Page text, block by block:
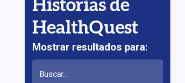
Historias de
HealthQuest
Mostrar resultados para: